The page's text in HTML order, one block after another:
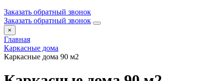
Заказать обратный звонок
Заказать обратный звонок
×
Главная
Каркасные дома
Каркасные дома 90 м2